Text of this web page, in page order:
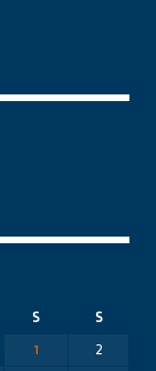
S
S
1
2